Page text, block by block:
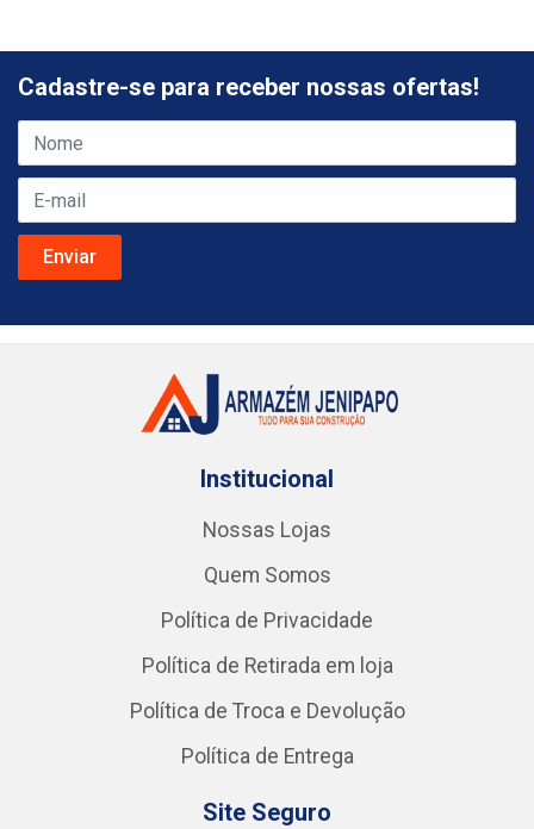
Cadastre-se para receber nossas ofertas!
Institucional
Nossas Lojas
Quem Somos
Política de Privacidade
Política de Retirada em loja
Política de Troca e Devolução
Política de Entrega
Site Seguro